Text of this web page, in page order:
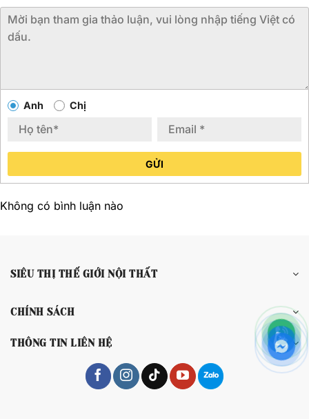
Anh Chị
GỬI
Không có bình luận nào
SIÊU THỊ THẾ GIỚI NỘI THẤT
CHÍNH SÁCH
THÔNG TIN LIÊN HỆ